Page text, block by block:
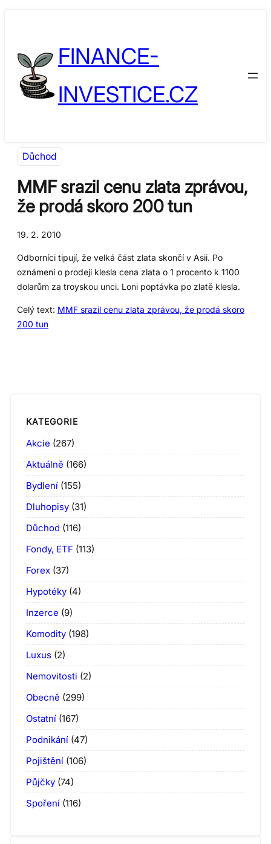
FINANCE-
INVESTICE.CZ
Důchod
MMF srazil cenu zlata zprávou,
že prodá skoro 200 tun
19. 2. 2010
Odborníci tipují, že velká část zlata skončí v Asii. Po
oznámení o prodeji klesla cena zlata o 1 procento k 1100
dolarům za troyskou unci. Loni poptávka po zlatě klesla.
Celý text: MMF srazil cenu zlata zprávou, že prodá skoro
200 tun
KATEGORIE
Akcie (267)
Aktuálně (166)
Bydlení (155)
Dluhopisy (31)
Důchod (116)
Fondy, ETF (113)
Forex (37)
Hypotéky (4)
Inzerce (9)
Komodity (198)
Luxus (2)
Nemovitosti (2)
Obecně (299)
Ostatní (167)
Podnikání (47)
Pojištění (106)
Půjčky (74)
Spoření (116)